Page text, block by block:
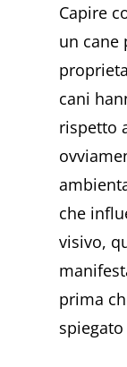
Capire
un cane
cani
rispetto
che
visivo,
prima